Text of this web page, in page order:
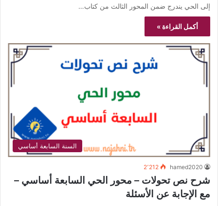
إلى الحي يندرج ضمن المحور الثالث من كتاب…
أكمل القراءة »
السنة السابعة أساسي
hamed2020 2٬212
شرح نص تحولات – محور الحي السابعة أساسي –
مع الإجابة عن الأسئلة